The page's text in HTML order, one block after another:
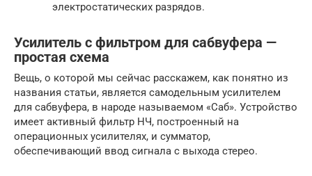
электростатических разрядов.
Усилитель с фильтром для сабвуфера —
простая схема
Вещь, о которой мы сейчас расскажем, как понятно из
названия статьи, является самодельным усилителем
для сабвуфера, в народе называемом «Саб». Устройство
имеет активный фильтр НЧ, построенный на
операционных усилителях, и сумматор,
обеспечивающий ввод сигнала с выхода стерео.